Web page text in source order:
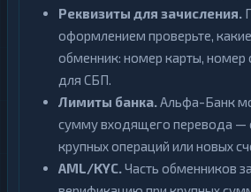
Реквизиты для зачисления.
оформлением проверьте,
обменник: номер карты, номер
для СБП.
Лимиты банка.Альфа-Банк
сумму входящего перевода —
крупных операций или новых
AML/KYC.Часть обменников